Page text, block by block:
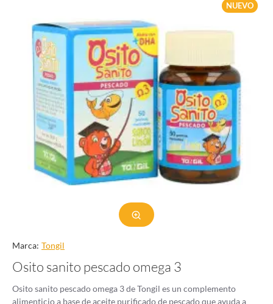
NUEVO
Marca: Tongil
Osito sanito pescado omega 3
Osito sanito pescado omega 3 de Tongil es un complemento
alimenticio a base de aceite purificado de pescado que ayuda a